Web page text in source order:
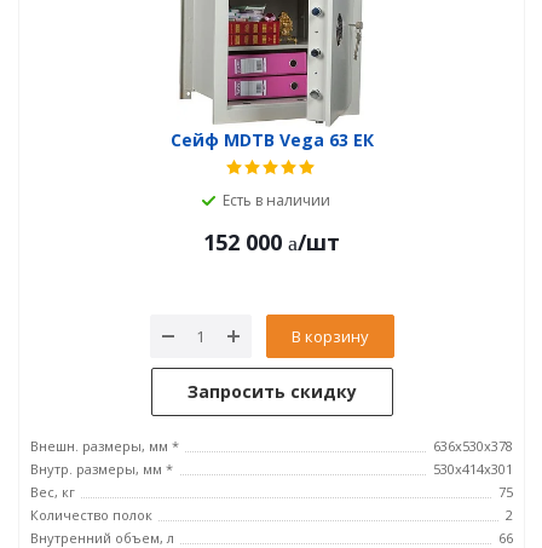
Сейф MDTB Vega 63 ЕК
Есть в наличии
152 000 /шт
В корзину
Запросить скидку
Внешн. размеры, мм *
636x530x378
Внутр. размеры, мм *
530x414x301
Вес, кг
75
Количество полок
2
Внутренний объем, л
66